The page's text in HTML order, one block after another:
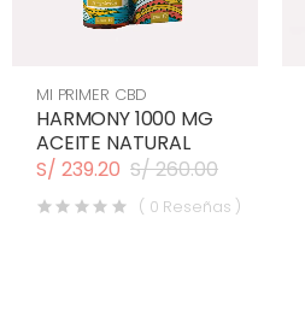
MI PRIMER CBD
HARMONY 1000 MG
ACEITE NATURAL
S/ 239.20 S/ 260.00
( 0 Reseñas )